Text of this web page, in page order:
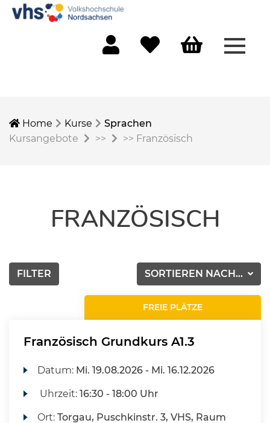
Home Kurse
Sprachen
Kursangebote
>> >> Französisch
FRANZÖSISCH
SORTIEREN NACH...
FILTER
FREIE PLÄTZE
Französisch Grundkurs A1.3
Datum: Mi. 19.08.2026 - Mi. 16.12.2026
Uhrzeit:16:30 - 18:00 Uhr
Ort:Torgau, Puschkinstr. 3, VHS, Raum